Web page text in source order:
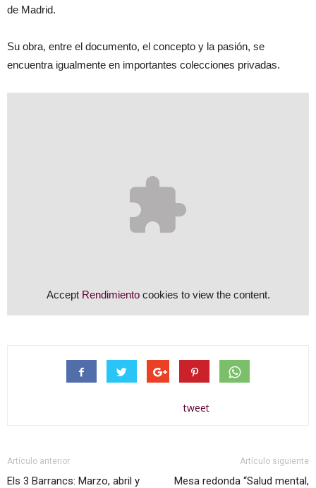
de Madrid.
Su obra, entre el documento, el concepto y la pasión, se
encuentra igualmente en importantes colecciones privadas.
Accept Rendimientocookies to view the content.
tweet
Artículo anterior
Els 3 Barrancs: Marzo, abril y
Artículo siguiente
Mesa redonda “Salud mental,